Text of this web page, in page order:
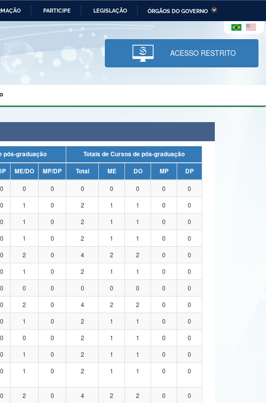
PARTICIPE LEGISLAÇÃO ÓRGÃOS DO GOVERNO
Ministério da Economia Ministério da Infraestrutura
Ministério da Ciência,
Tecnologia, Inovações e
Comunicações
e dos Direitos Humanos
Planalto
ACESSO RESTRITO
Total de Programas de pós-graduação
Totais de Cursos de pós-graduação
ME/DO MP/DP Total ME DO MP
DP
0 0 0 0 0 0 0
0
0 1 0 2 1 1 0
0
0 1 0 2 1 1 0
0
0 1 0 2 1 1 0
0
0 2 0 4 2 2 0
0
0 1 0 2 1 1 0
0
0 0 0 0 0 0 0
0
0 2 0 4 2 2 0
0
0 1 0 2 1 1 0
0
0 0 0 2 1 1 0
0
0 1 0 2 1 1 0
0
0 1 0 2 1 1 0 0
0 2 0 4 2 2 0 0